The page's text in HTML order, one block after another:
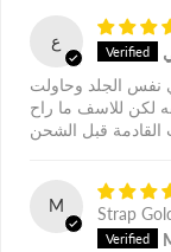
ع
نفس الجلد وحاولت
لكن للاسف ما راح
القادمة قبل الشحن
M
Strap